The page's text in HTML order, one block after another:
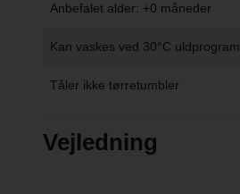
Anbefalet alder: +0 måneder
Kan vaskes ved 30°C uldprogram
Tåler ikke tørretumbler
Vejledning